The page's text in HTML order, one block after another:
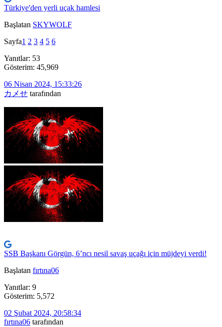
Türkiye'den yerli uçak hamlesi
Başlatan SKYWOLF
Sayfa1 2 3 4 5 6
Yanıtlar: 53
Gösterim: 45,969
06 Nisan 2024, 15:33:26
カメせ tarafından
SSB Başkanı Görgün, 6’ncı nesil savaş uçağı için müjdeyi verdi!
Başlatan fırtına06
Yanıtlar: 9
Gösterim: 5,572
02 Şubat 2024, 20:58:34
fırtına06 tarafından